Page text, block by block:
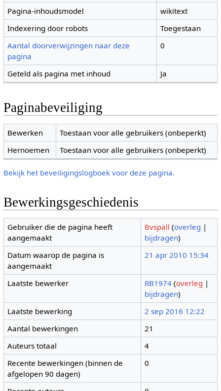
Pagina-inhoudsmodel
wikitext
Indexering door robots
Toegestaan
Aantal doorverwijzingen naar deze
pagina
0
Geteld als pagina met inhoud Ja
Paginabeveiliging
Bewerken
Toestaan voor alle gebruikers (onbeperkt)
Hernoemen
Toestaan voor alle gebruikers (onbeperkt)
Bekijk het beveiligingslogboek voor deze pagina.
Bewerkingsgeschiedenis
Gebruiker die de pagina heeft
aangemaakt
Bvspall (overleg |
bijdragen)
Datum waarop de pagina is
aangemaakt
21 apr 2010 15:34
Laatste bewerker RB1974 (overleg |
bijdragen)
Laatste bewerking
2 sep 2016 12:22
Aantal bewerkingen
21
Auteurs totaal
4
Recente bewerkingen (binnen de
afgelopen 90 dagen)
0